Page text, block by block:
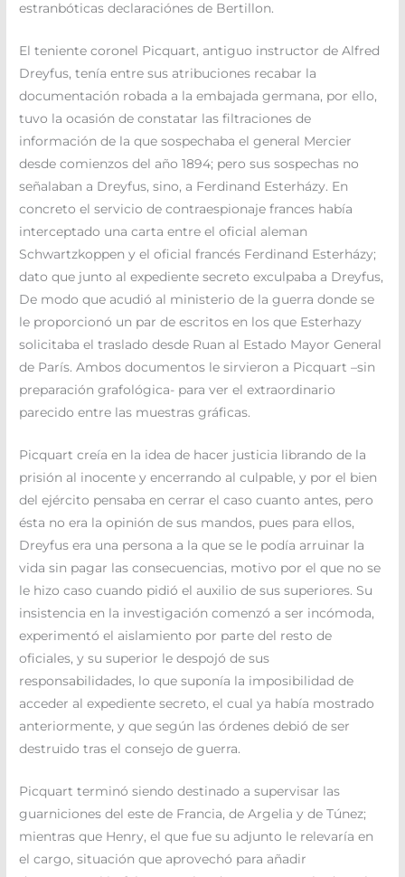
estranbóticas declaraciónes de Bertillon.
El teniente coronel Picquart, antiguo instructor de Alfred
Dreyfus, tenía entre sus atribuciones recabar la
documentación robada a la embajada germana, por ello,
tuvo la ocasión de constatar las filtraciones de
información de la que sospechaba el general Mercier
desde comienzos del año 1894; pero sus sospechas no
señalaban a Dreyfus, sino, a Ferdinand Esterházy. En
concreto el servicio de contraespionaje frances había
interceptado una carta entre el oficial aleman
Schwartzkoppen y el oficial francés Ferdinand Esterházy;
dato que junto al expediente secreto exculpaba a Dreyfus,
De modo que acudió al ministerio de la guerra donde se
le proporcionó un par de escritos en los que Esterhazy
solicitaba el traslado desde Ruan al Estado Mayor General
de París. Ambos documentos le sirvieron a Picquart –sin
preparación grafológica- para ver el extraordinario
parecido entre las muestras gráficas.
Picquart creía en la idea de hacer justicia librando de la
prisión al inocente y encerrando al culpable, y por el bien
del ejército pensaba en cerrar el caso cuanto antes, pero
ésta no era la opinión de sus mandos, pues para ellos,
Dreyfus era una persona a la que se le podía arruinar la
vida sin pagar las consecuencias, motivo por el que no se
le hizo caso cuando pidió el auxilio de sus superiores. Su
insistencia en la investigación comenzó a ser incómoda,
experimentó el aislamiento por parte del resto de
oficiales, y su superior le despojó de sus
responsabilidades, lo que suponía la imposibilidad de
acceder al expediente secreto, el cual ya había mostrado
anteriormente, y que según las órdenes debió de ser
destruido tras el consejo de guerra.
Picquart terminó siendo destinado a supervisar las
guarniciones del este de Francia, de Argelia y de Túnez;
mientras que Henry, el que fue su adjunto le relevaría en
el cargo, situación que aprovechó para añadir